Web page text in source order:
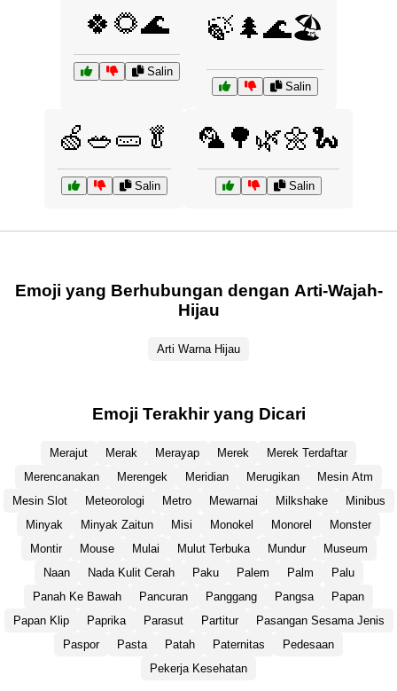
🍀🌻🌊
Salin
🍃🌲🌊🏖️
Salin
🍏🥗🥒🥬
Salin
🦜🌳🌿🌼🐍
Salin
Emoji yang Berhubungan dengan Arti-Wajah-
Hijau
Arti Warna Hijau
Emoji Terakhir yang Dicari
Merajut Merak Merayap Merek
Merek Terdaftar
Merencanakan
Merengek Meridian Merugikan
Mesin Atm
Mesin Slot
Meteorologi Metro Mewarnai Milkshake
Minibus
Minyak
Minyak Zaitun Misi Monokel Monorel
Monster
Montir
Mouse Mulai Mulut Terbuka Mundur
Museum
Naan
Nada Kulit Cerah Paku Palem Palm
Palu
Panah Ke Bawah
Pancuran Panggang Pangsa
Papan
Papan Klip
Paprika Parasut Partitur
Pasangan Sesama Jenis
Paspor
Pasta Patah Paternitas
Pedesaan
Pekerja Kesehatan